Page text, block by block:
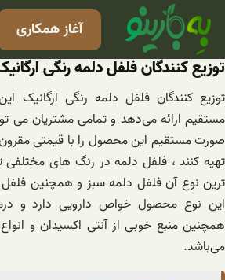
محتوا
آغاز همکاری
توزیع کنندگان فلفل دلمه رنگی
توزیع کنندگان فلفل دلمه رنگی ارگانیک
مستقیم ارائه می‌دهد و تمامی مشتریان می
صورت مستقیم این محصول را با قیمتی مقرون
تهیه کنند ، فلفل دلمه در رنگ های
ترین نوع آن فلفل دلمه سبز و همچنین
این نوع محصول خواص دارویی دارد و
همچنین منبع خوبی از آنتی اکسیدان و
می‌باشد.